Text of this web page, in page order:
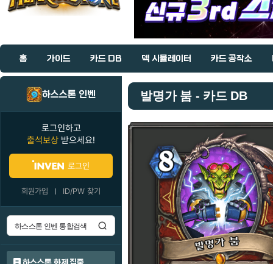
홈 가이드 카드 DB 덱 시뮬레이터 카드 공작소
하스스톤 인벤
로그인하고
출석보상 받으세요!
로그인
회원가입 ID/PW 찾기
하스스톤 화제 집중
발명가 붐 - 카드 DB